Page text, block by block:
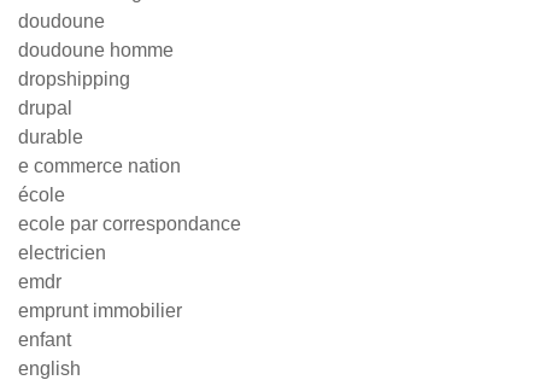
doudoune
doudoune homme
dropshipping
drupal
durable
e commerce nation
école
ecole par correspondance
electricien
emdr
emprunt immobilier
enfant
english